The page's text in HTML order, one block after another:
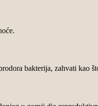
bakterija, zahvati